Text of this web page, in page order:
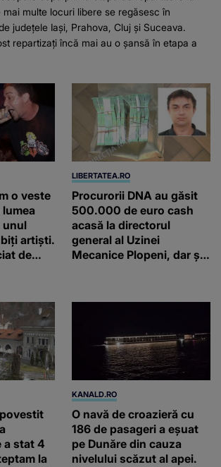
mai multe locuri libere se regăsesc în
județele Iași, Prahova, Cluj și Suceava.
repartizați încă mai au o șansă în etapa a
o veste
unul
artiști.
de
LIBERTATEA.RO
Procurorii DNA au găsit
500.000 de euro cash
acasă la directorul
general al Uzinei
Mecanice Plopeni, dar și
a stat 4
la
KANALD.RO
O navă de croazieră cu
186 de pasageri a eșuat
pe Dunăre din cauza
nivelului scăzut al apei.